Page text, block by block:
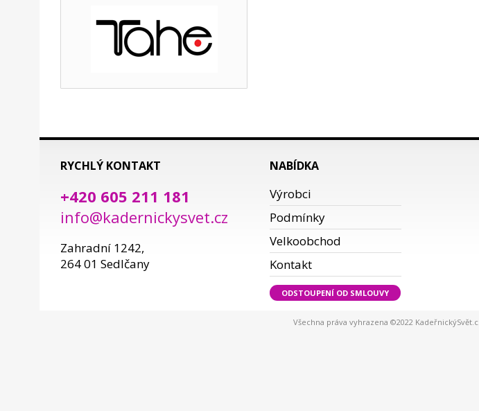
RYCHLÝ KONTAKT
+420 605 211 181
info@kadernickysvet.cz
Zahradní 1242,
264 01 Sedlčany
NABÍDKA
Výrobci
Podmínky
Velkoobchod
Kontakt
ODSTOUPENÍ OD SMLOUVY
Všechna práva vyhrazena ©2022